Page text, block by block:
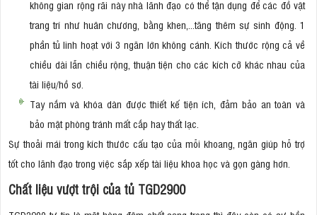
không gian rộng rãi này nhà lãnh đạo có thể tận dụng để các đồ vật
trang trí như huân chương, bằng khen,...tăng thêm sự sinh động. 1
phần tủ linh hoạt với 3 ngăn lớn không cánh. Kích thước rộng cả về
chiều dài lẫn chiều rộng, thuận tiện cho các kích cỡ khác nhau của
tài liệu/hồ sơ.
Tay nắm và khóa dàn được thiết kế tiện ích, đảm bảo an toàn và
bảo mật phòng tránh mất cắp hay thất lạc.
Sự thoải mái trong kích thước cấu tạo của mỗi khoang, ngăn giúp hỗ trợ
tốt cho lãnh đạo trong việc sắp xếp tài liệu khoa học và gọn gàng hơn.
Chất liệu vượt trội của tủ TGD2900